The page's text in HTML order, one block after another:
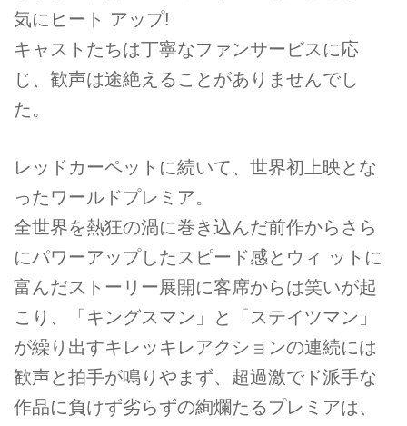
気にヒート アップ!
キャストたちは丁寧なファンサービスに応
じ、歓声は途絶えることがありませんでし
た。
レッドカーペットに続いて、世界初上映とな
ったワールドプレミア。
全世界を熱狂の渦に巻き込んだ前作からさら
にパワーアップしたスピード感とウィ ットに
富んだストーリー展開に客席からは笑いが起
こり、「キングスマン」と「ステイツマン」
が繰り出すキレッキレアクションの連続には
歓声と拍手が鳴りやまず、超過激でド派手な
作品に負けず劣らずの絢爛たるプレミアは、